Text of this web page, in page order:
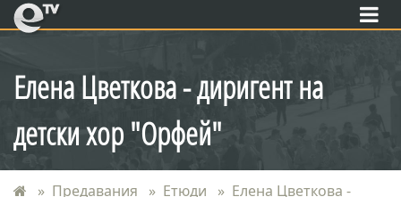
eTV
Елена Цветкова - диригент на
детски хор "Орфей"
Предавания Етюди
Елена Цветкова -